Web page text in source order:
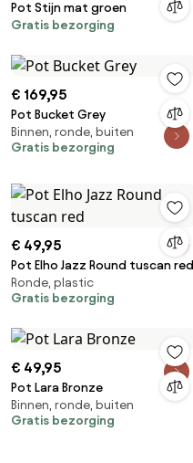
Pot Stijn mat groen
Gratis bezorging
€ 169,95
Pot Bucket Grey
Binnen, ronde, buiten
Gratis bezorging
€ 49,95
Pot Elho Jazz Round tuscan red
Ronde, plastic
Gratis bezorging
€ 49,95
Pot Lara Bronze
Binnen, ronde, buiten
Gratis bezorging